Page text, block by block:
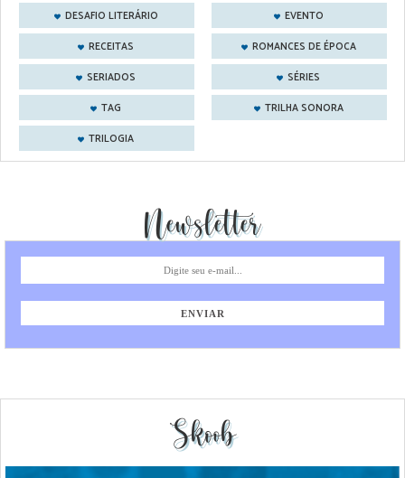
DESAFIO LITERÁRIO
EVENTO
RECEITAS
ROMANCES DE ÉPOCA
SERIADOS
SÉRIES
TAG
TRILHA SONORA
TRILOGIA
Newsletter
Skoob